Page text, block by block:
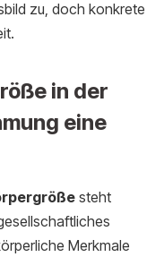
zu, doch konkrete
in der
eine
steht
Merkmale